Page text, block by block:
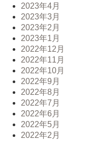
2023年4月
2023年3月
2023年2月
2023年1月
2022年12月
2022年11月
2022年10月
2022年9月
2022年8月
2022年7月
2022年6月
2022年5月
2022年2月